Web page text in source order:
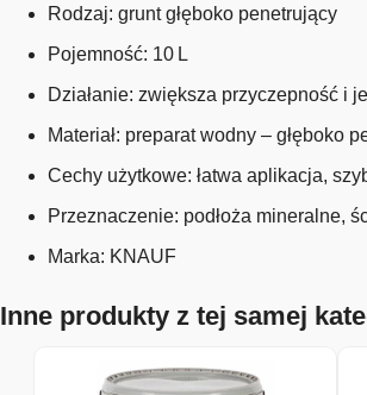
Rodzaj: grunt głęboko penetrujący
Pojemność: 10 L
Działanie: zwiększa przyczepność i
Materiał: preparat wodny – głęboko
Cechy użytkowe: łatwa aplikacja,
Przeznaczenie: podłoża mineralne,
Marka: KNAUF
Inne produkty z tej samej